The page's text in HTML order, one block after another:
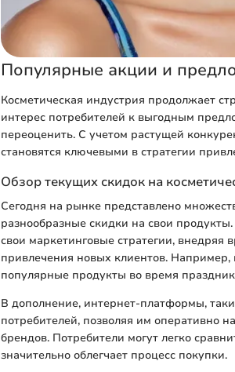
Популярные акции и
Косметическая индустрия продолжает
интерес потребителей к выгодным
переоценить. С учетом растущей
становятся ключевыми в стратегии
Обзор текущих скидок на
Сегодня на рынке представлено
разнообразные скидки на свои продукты.
свои маркетинговые стратегии,
привлечения новых клиентов.
популярные продукты во время
В дополнение, интернет-платформы,
потребителей, позволяя им оперативно
брендов. Потребители могут легко
значительно облегчает процесс покупки.